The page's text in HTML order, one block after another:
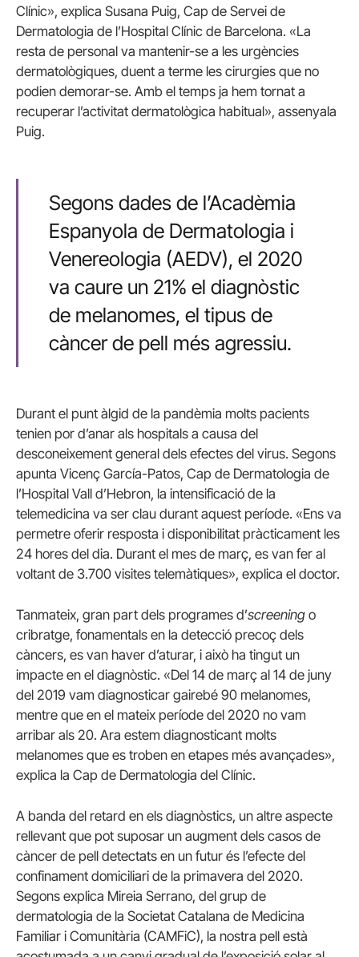
Clínic», explica Susana Puig, Cap de Servei de
Dermatologia de l’Hospital Clínic de Barcelona. «La
resta de personal va mantenir-se a les urgències
dermatològiques, duent a terme les cirurgies que no
podien demorar-se. Amb el temps ja hem tornat a
recuperar l’activitat dermatològica habitual», assenyala
Puig.
Segons dades de l’Acadèmia
Espanyola de Dermatologia i
Venereologia (AEDV), el 2020
va caure un 21% el diagnòstic
de melanomes, el tipus de
càncer de pell més agressiu.
Durant el punt àlgid de la pandèmia molts pacients
tenien por d’anar als hospitals a causa del
desconeixement general dels efectes del virus. Segons
apunta Vicenç García-Patos, Cap de Dermatologia de
l’Hospital Vall d’Hebron, la intensificació de la
telemedicina va ser clau durant aquest període. «Ens va
permetre oferir resposta i disponibilitat pràcticament les
24 hores del dia. Durant el mes de març, es van fer al
voltant de 3.700 visites telemàtiques», explica el doctor.
Tanmateix, gran part dels programes d’screening o
cribratge, fonamentals en la detecció precoç dels
càncers, es van haver d’aturar, i això ha tingut un
impacte en el diagnòstic. «Del 14 de març al 14 de juny
del 2019 vam diagnosticar gairebé 90 melanomes,
mentre que en el mateix període del 2020 no vam
arribar als 20. Ara estem diagnosticant molts
melanomes que es troben en etapes més avançades»,
explica la Cap de Dermatologia del Clínic.
A banda del retard en els diagnòstics, un altre aspecte
rellevant que pot suposar un augment dels casos de
càncer de pell detectats en un futur és l’efecte del
confinament domiciliari de la primavera del 2020.
Segons explica Mireia Serrano, del grup de
dermatologia de la Societat Catalana de Medicina
Familiar i Comunitària (CAMFiC), la nostra pell està